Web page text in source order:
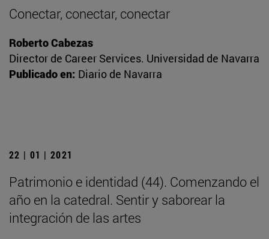
Conectar, conectar, conectar
Roberto Cabezas
Director de Career Services. Universidad de Navarra
Publicado en: Diario de Navarra
22 | 01 | 2021
Patrimonio e identidad (44). Comenzando el
año en la catedral. Sentir y saborear la
integración de las artes